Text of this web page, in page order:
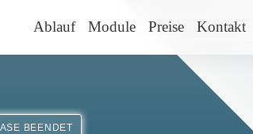
Ablauf Module Preise Kontakt
BEENDET